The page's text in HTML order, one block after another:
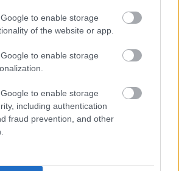
to enable storage
of the website or app.
to enable storage
to enable storage
including authentication
fraud prevention, and other
KÖVETKEZŐ POSZT
sokan jelenlétet, miután
valakit, akit szerettek